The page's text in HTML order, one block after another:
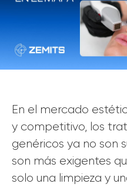
En el mercado
y competitivo, los
genéricos ya no son
son más exigentes
solo una limpieza y